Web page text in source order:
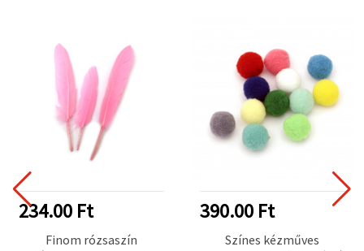
234.00 Ft
Finom rózsaszín
390.00 Ft
Színes kézműves